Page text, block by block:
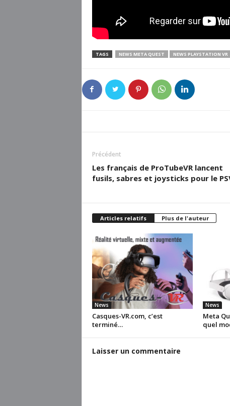
TAGS NEWS META QUEST NEWS PLAYSTATION VR
Précédent
Les français de ProTubeVR lancent
fusils, sabres et joysticks pour le
Articles relatifs Plus de l'auteur
News
Casques-VR.com, c’est
terminé…
News
Meta
quel
Laisser un commentaire